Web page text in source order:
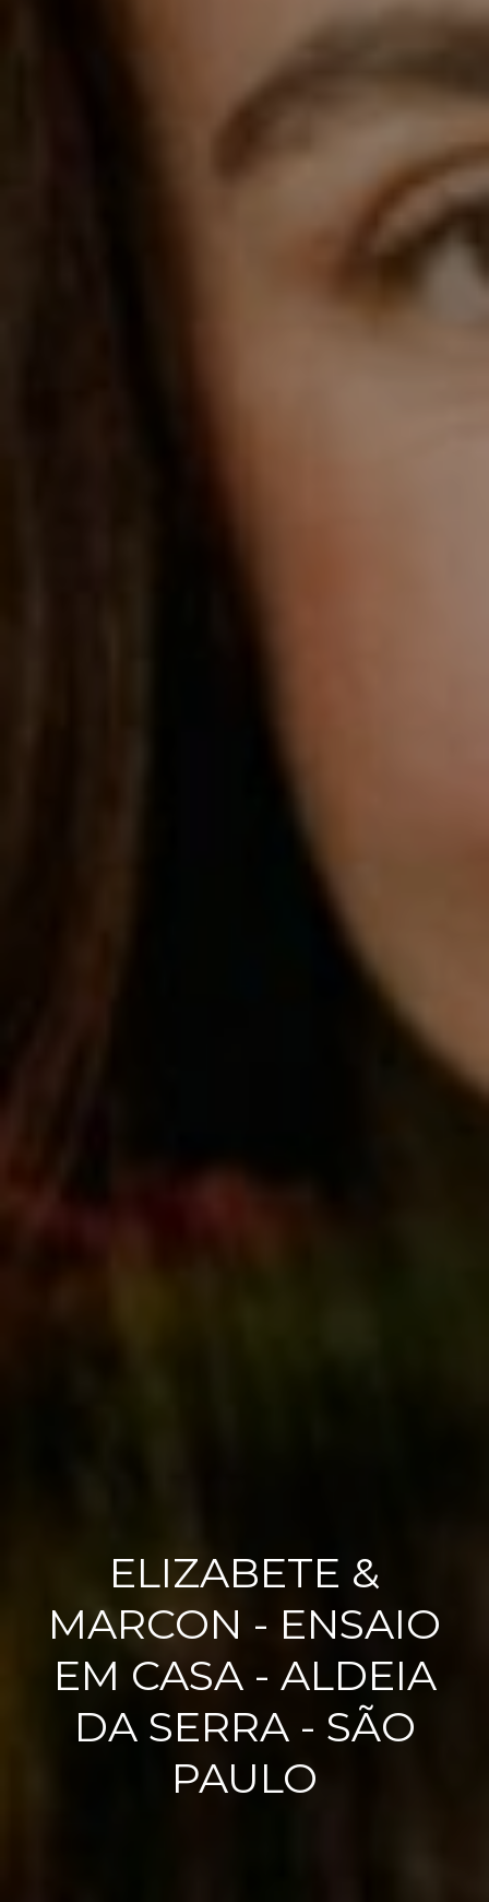
ELIZABETE &
MARCON - ENSAIO
EM CASA - ALDEIA
DA SERRA - SÃO
PAULO